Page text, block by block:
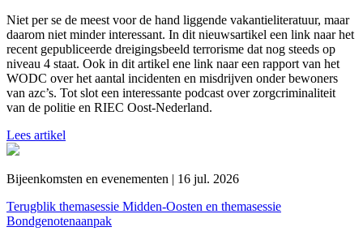
Niet per se de meest voor de hand liggende vakantieliteratuur, maar
daarom niet minder interessant. In dit nieuwsartikel een link naar het
recent gepubliceerde dreigingsbeeld terrorisme dat nog steeds op
niveau 4 staat. Ook in dit artikel ene link naar een rapport van het
WODC over het aantal incidenten en misdrijven onder bewoners
van azc’s. Tot slot een interessante podcast over zorgcriminaliteit
van de politie en RIEC Oost-Nederland.
Lees artikel
Bijeenkomsten en evenementen | 16 jul. 2026
Terugblik themasessie Midden-Oosten en themasessie
Bondgenotenaanpak